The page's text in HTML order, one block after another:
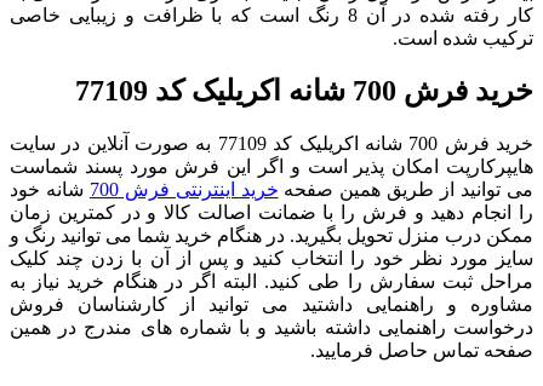
کار رفته شده در آن 8 رنگ است که با ظرافت و زیبایی خاصی
ترکیب شده است.
خرید فرش 700 شانه اکریلیک کد 77109
خرید فرش 700 شانه اکریلیک کد 77109 به صورت آنلاین در سایت
هایپرکارپت امکان پذیر است و اگر این فرش مورد پسند شماست
می توانید از طریق همین صفحه خرید اینترنتی فرش 700
شانه خود
را انجام دهید و فرش را با ضمانت اصالت کالا و در کمترین زمان
ممکن درب منزل تحویل بگیرید. در هنگام خرید شما می توانید رنگ و
سایز مورد نظر خود را انتخاب کنید و پس از آن با زدن چند کلیک
مراحل ثبت سفارش را طی کنید. البته اگر در هنگام خرید نیاز به
مشاوره و راهنمایی داشتید می توانید از کارشناسان فروش
درخواست راهنمایی داشته باشید و با شماره های مندرج در همین
صفحه تماس حاصل فرمایید.